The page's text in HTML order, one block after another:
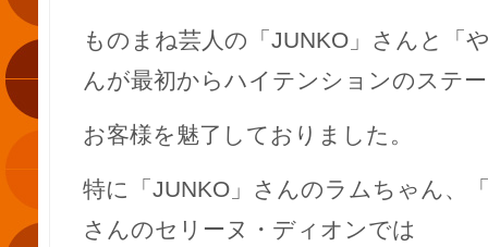
ものまね芸人の「JUNKO」さんと「
んが最初からハイテンションのステ
お客様を魅了しておりました。
特に「JUNKO」さんのラムちゃん、
さんのセリーヌ・ディオンでは